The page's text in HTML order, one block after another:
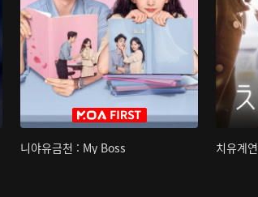
니야유금천 : My Boss 치유계